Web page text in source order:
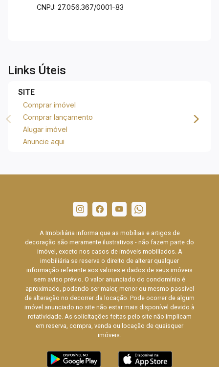
CNPJ: 27.056.367/0001-83
Links Úteis
SITE
Comprar imóvel
Comprar lançamento
Alugar imóvel
Anuncie aqui
A Imobiliária informa que as mobílias e artigos de
decoração são meramente ilustrativos - não fazem parte do
imóvel, exceto nos casos de imóveis mobiliados. A
imobiliária se reserva o direito de alterar qualquer
informação referente aos valores e dados de seus imóveis
sem aviso prévio. O valor anunciado do condomínio é
aproximado, podendo ser maior, menor ou mesmo passível
de alteração no decorrer da locação. Pode ocorrer de algum
imóvel anunciado no site não estar mais disponível devido à
rotatividade. As solicitações feitas pelo site não implicam
em reserva, compra, venda ou locação de quaisquer
imóveis.